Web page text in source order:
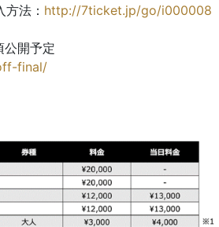
法： http://7ticket.jp/go/i000008
開予定
final/